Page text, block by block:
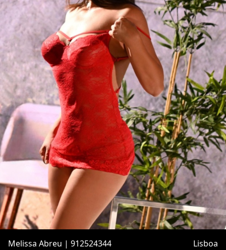
Melissa Abreu | 912524344 Lisboa